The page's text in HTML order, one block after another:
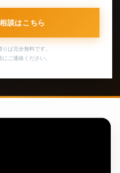
談はこちら
りは完全無料です。
にご連絡ください。